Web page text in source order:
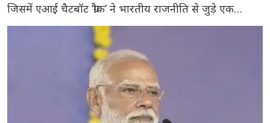
जिसमें एआई चैटबॉट ‘ग्रोेक’ ने भारतीय राजनीति से जुड़े एक
काल्पनिक सवाल का जवाब दिया। इस जवाब ने राजनीतिक
गलियारों से लेकर आम यूजर्स तक के बीच नई चर्चा को जन्म दे